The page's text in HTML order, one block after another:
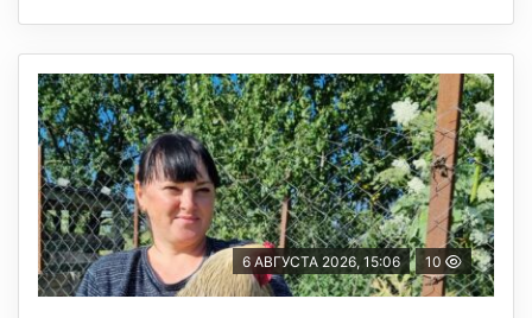
6 АВГУСТА 2026, 15:06 10